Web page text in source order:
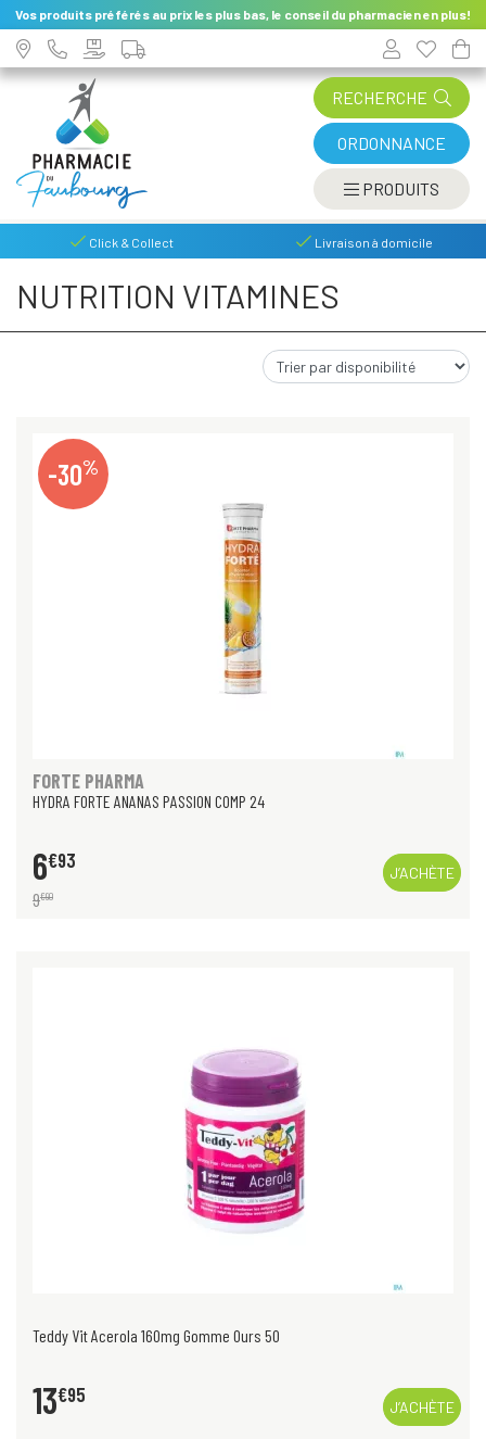
Vos produits préférés au prix les plus bas, le conseil du pharmacien en plus!
RECHERCHE
ORDONNANCE
PRODUITS
Click & Collect Livraison à domicile
NUTRITION VITAMINES
-30%
FORTE PHARMA
HYDRA FORTE ANANAS PASSION COMP 24
6€93
9€90
J’ACHÈTE
Teddy Vit Acerola 160mg Gomme Ours 50
13€95
J’ACHÈTE